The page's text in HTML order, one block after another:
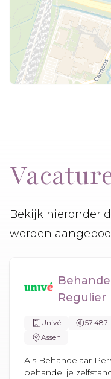
Bekijk hieronder
worden
Regulier
Univé 57.487
Assen
Als Behandelaar
behandel je